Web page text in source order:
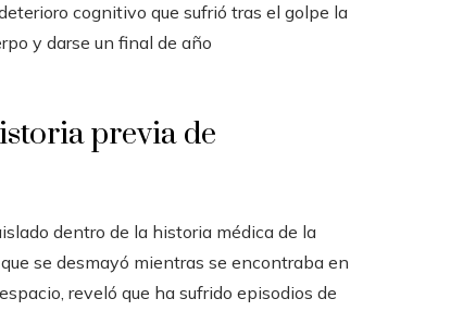
cognitivo que sufrió tras el golpe la
y darse un final de año
previa de
dentro de la historia médica de la
que se desmayó mientras se encontraba en
reveló que ha sufrido episodios de